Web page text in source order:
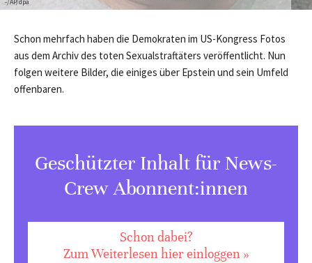
-/AP/dpa
Schon mehrfach haben die Demokraten im US-Kongress Fotos
aus dem Archiv des toten Sexualstraftäters veröffentlicht. Nun
folgen weitere Bilder, die einiges über Epstein und sein Umfeld
offenbaren.
Geschützter Inhalt für News-
Crew Abonnent:innen
Schon dabei?
Zum Weiterlesen hier einloggen »